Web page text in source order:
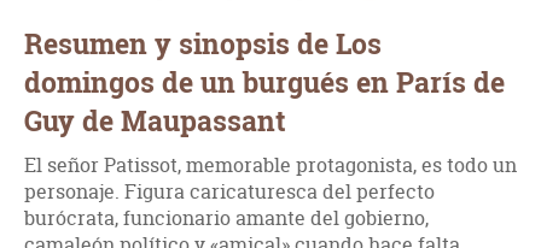
Resumen y sinopsis de Los
domingos de un burgués en París de
Guy de Maupassant
El señor Patissot, memorable protagonista, es todo un
personaje. Figura caricaturesca del perfecto
burócrata, funcionario amante del gobierno,